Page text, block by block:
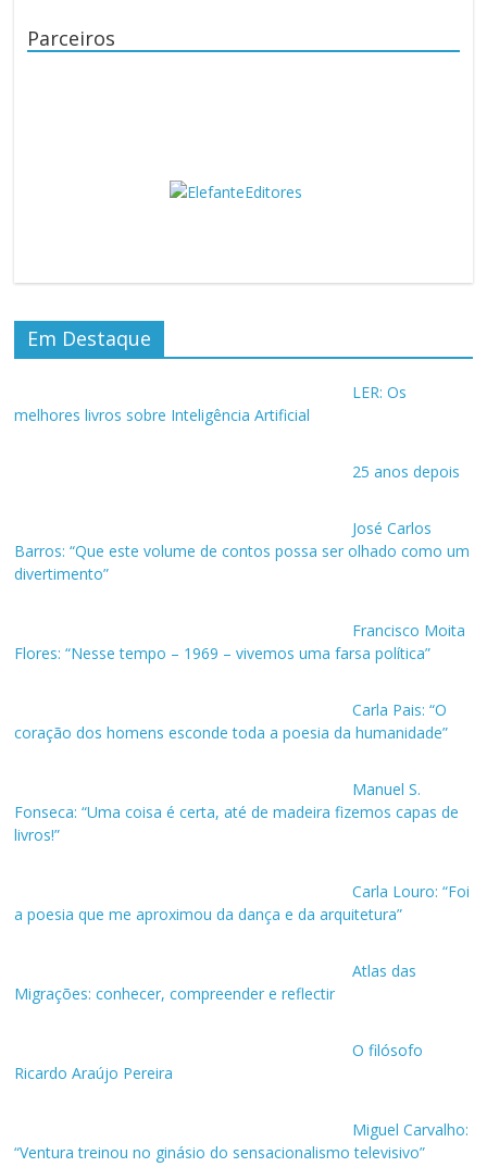
Parceiros
Em Destaque
LER: Os
melhores livros sobre Inteligência Artificial
25 anos depois
José Carlos
Barros: “Que este volume de contos possa ser olhado como um
divertimento”
Francisco Moita
Flores: “Nesse tempo – 1969 – vivemos uma farsa política”
Carla Pais: “O
coração dos homens esconde toda a poesia da humanidade”
Manuel S.
Fonseca: “Uma coisa é certa, até de madeira fizemos capas de
livros!”
Carla Louro: “Foi
a poesia que me aproximou da dança e da arquitetura”
Atlas das
Migrações: conhecer, compreender e reflectir
O filósofo
Ricardo Araújo Pereira
Miguel Carvalho:
“Ventura treinou no ginásio do sensacionalismo televisivo”